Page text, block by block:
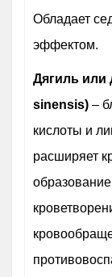
Обладает
эффектом.
Дягиль или
sinensis) –
кислоты и
расширяет